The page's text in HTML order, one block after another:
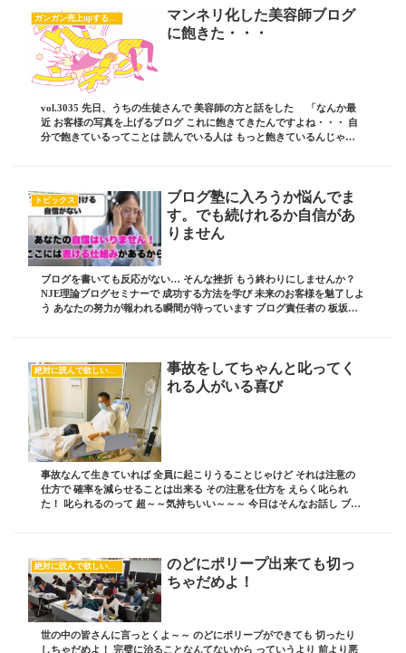
ガンガン売上upするブログの書き方
マンネリ化した美容師ブログ
に飽きた・・・
vol.3035 先日、うちの生徒さんで 美容師の方と話をした 「なんか最
近 お客様の写真を上げるブログ これに飽きてきたんですよね・・・ 自
分で飽きているってことは 読んでいる人は もっと飽きているんじゃな
トピックス
ブログ塾に入ろうか悩んでま
す。でも続けれるか自信があ
りません
ブログを書いても反応がない… そんな挫折 もう終わりにしませんか？
NJE理論ブログセミナーで 成功する方法を学び 未来のお客様を魅了しよ
う あなたの努力が報われる瞬間が待っています ブログ責任者の 板坂裕
絶対に読んで欲しいオススメ記事
事故をしてちゃんと叱ってく
れる人がいる喜び
事故なんて生きていれば 全員に起こりうることじゃけど それは注意の
仕方で 確率を減らせることは出来る その注意を仕方を えらく叱られ
た！ 叱られるのって 超～～気持ちいい～～～ 今日はそんなお話し ブロ
絶対に読んで欲しいオススメ記事
のどにポリープ出来ても切っ
ちゃだめよ！
世の中の皆さんに言っとくよ～～ のどにポリープができても 切ったり
しちゃだめよ！ 完璧に治ることなんてないから っていうより 前より悪